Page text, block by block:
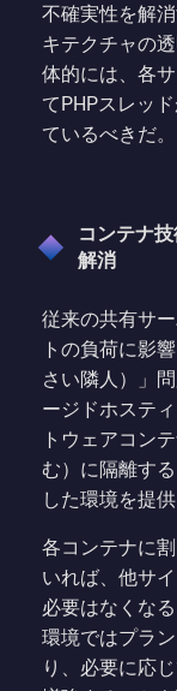
不確実性を解
キテクチャの
体的には、各
てPHPスレッ
ているべきだ。
コンテナ
解消
従来の共有サ
トの負荷に影
さい隣人）」
ージドホステ
トウェアコン
む）に隔離す
した環境を提供
各コンテナに
いれば、他サ
必要はなくな
環境ではプラ
り、必要に応